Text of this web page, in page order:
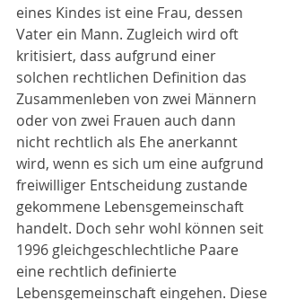
eines Kindes ist eine Frau, dessen
Vater ein Mann. Zugleich wird oft
kritisiert, dass aufgrund einer
solchen rechtlichen Definition das
Zusammenleben von zwei Männern
oder von zwei Frauen auch dann
nicht rechtlich als Ehe anerkannt
wird, wenn es sich um eine aufgrund
freiwilliger Entscheidung zustande
gekommene Lebensgemeinschaft
handelt. Doch sehr wohl können seit
1996 gleichgeschlechtliche Paare
eine rechtlich definierte
Lebensgemeinschaft eingehen. Diese